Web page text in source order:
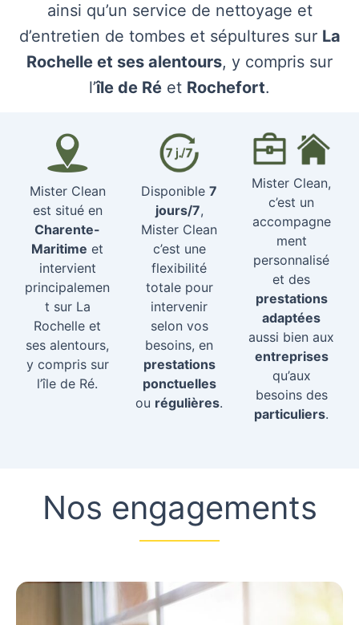
ainsi qu’un service de nettoyage et
d’entretien de tombes et sépultures sur La
Rochelle et ses alentours, y compris sur
l’île de Ré et Rochefort.
Mister Clean
est situé en
Charente-
Maritime et
intervient
principalemen
t sur La
Rochelle et
ses alentours,
y compris sur
l’île de Ré.
Disponible7
jours/7,
Mister Clean
c’est une
flexibilité
totale pour
intervenir
selon vos
besoins, en
prestations
ponctuelles
ou régulières.
Mister Clean,
c’est un
accompagne
ment
personnalisé
et des
prestations
adaptées
aussi bien aux
entreprises
qu’aux
besoins des
particuliers.
Nos engagements